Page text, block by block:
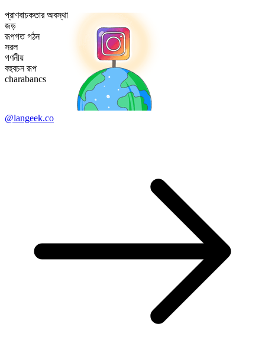
প্রাণবাচকতার অবস্থা
জড়
রূপগত গঠন
সরল
গণনীয়
বহুবচন রূপ
charabancs
@langeek.co